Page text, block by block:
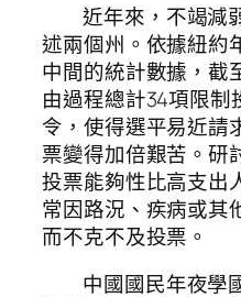
近年來，不竭減
述兩個州。依據紐約
中間的統計數據，截
由過程總計34項限制
令，使得選平易近請
票變得加倍艱苦。研
投票能夠性比高支出
常因路況、疾病或其
而不克不及投票。
中國國民年夜學